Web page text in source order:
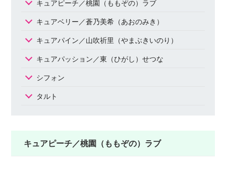
キュアピーチ／桃園（ももぞの）ラブ
キュアベリー／蒼乃美希（あおのみき）
キュアパイン／山吹祈里（やまぶきいのり）
キュアパッション／東（ひがし）せつな
シフォン
タルト
キュアピーチ／桃園（ももぞの）ラブ